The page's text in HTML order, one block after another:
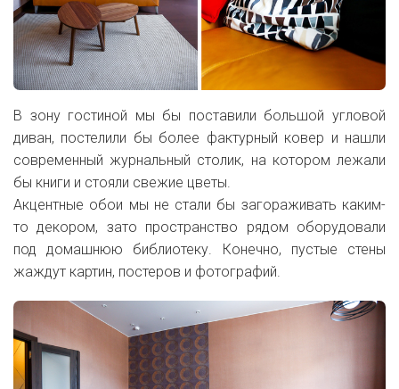
В зону гостиной мы бы поставили большой угловой
диван, постелили бы более фактурный ковер и нашли
современный журнальный столик, на котором лежали
бы книги и стояли свежие цветы.
Акцентные обои мы не стали бы загораживать каким-
то декором, зато пространство рядом оборудовали
под домашнюю библиотеку. Конечно, пустые стены
жаждут картин, постеров и фотографий.